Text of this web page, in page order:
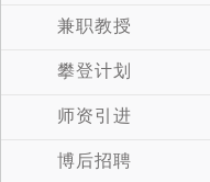
兼职教授
攀登计划
师资引进
博后招聘